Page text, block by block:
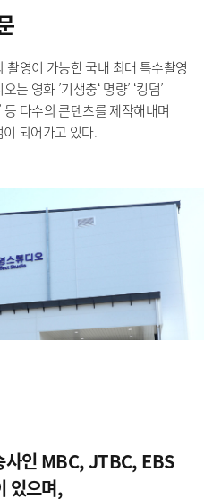
촬영이 가능한 국내 최대 특수촬영
영화 ’기생충‘ 명량’ ‘킹덤’
등 다수의 콘텐츠를 제작해내며
되어가고 있다.
사인 MBC, JTBC, EBS
있으며,